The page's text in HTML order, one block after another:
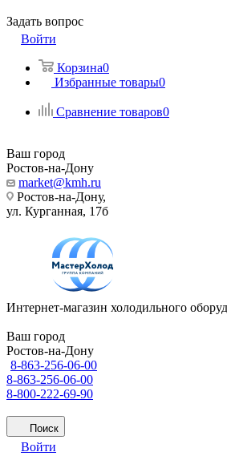
Задать вопрос
Войти
Корзина0
Избранные товары0
Сравнение товаров0
Ваш город
Ростов-на-Дону
market@kmh.ru
Ростов-на-Дону,
ул. Курганная, 17б
Интернет-магазин холодильного
Ваш город
Ростов-на-Дону
8-863-256-06-00
8-863-256-06-00
8-800-222-69-90
Поиск
Войти